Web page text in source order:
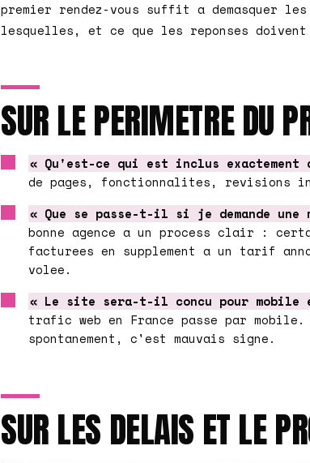
premier rendez-vous suffit a demasquer
lesquelles, et ce que les reponses
SUR LE PERIMETRE DU
« Qu'est-ce qui est inclus exactement
de pages, fonctionnalites, revisions
« Que se passe-t-il si je demande
bonne agence a un process clair :
facturees en supplement a un tarif
volee.
« Le site sera-t-il concu pour mobile
trafic web en France passe par
spontanement, c'est mauvais signe.
SUR LES DELAIS ET LE